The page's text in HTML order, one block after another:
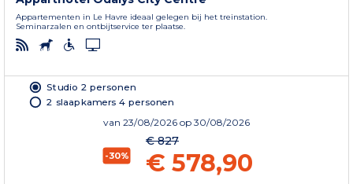
Appartementen in Le Havre ideaal gelegen bij het treinstation.
Seminarzalen en ontbijtservice ter plaatse.
Studio 2 personen
2 slaapkamers 4 personen
van 23/08/2026 op 30/08/2026
-30%
€ 827
€ 578,90